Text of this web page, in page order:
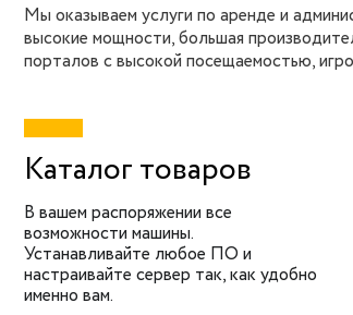
Мы оказываем услуги по аренде и
высокие мощности, большая
порталов с высокой посещаемостью,
Каталог товаров
В вашем распоряжении все
возможности машины.
Устанавливайте любое ПО и
настраивайте сервер так, как удобно
именно вам.